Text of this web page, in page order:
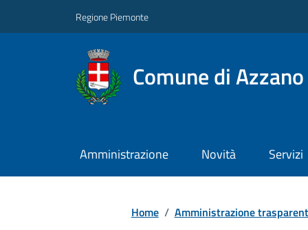
Regione Piemonte
Comune di
Amministrazione Novità Servizi
Home / Amministrazione